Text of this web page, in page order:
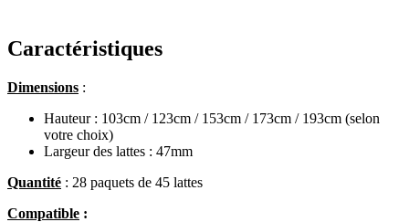
Caractéristiques
Dimensions :
Hauteur : 103cm / 123cm / 153cm / 173cm / 193cm (selon
votre choix)
Largeur des lattes : 47mm
Quantité : 28 paquets de 45 lattes
Compatible :